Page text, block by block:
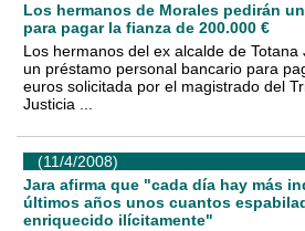
Los hermanos de Morales pedirán
para pagar la fianza de 200.000 €
Los hermanos del ex alcalde de
un préstamo personal bancario para
euros solicitada por el magistrado del
Justicia ...
(11/4/2008)
Jara afirma que "cada día hay más
últimos años unos cuantos
enriquecido ilícitamente"